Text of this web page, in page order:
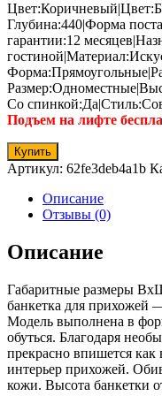
Глубина:440|Форма
гарантии:12
Со
Подъем на лифте
Купить
Артикул: 62fe3deb4a1b
Описание
Отзывы (0)
Описание
Габаритные размеры
банкетка для прихожей
Модель выполнена в
обуться. Благодаря
прекрасно впишется
интерьер прихожей.
кожи. Высота банкетки